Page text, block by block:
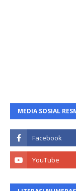
MEDIA SOSIAL